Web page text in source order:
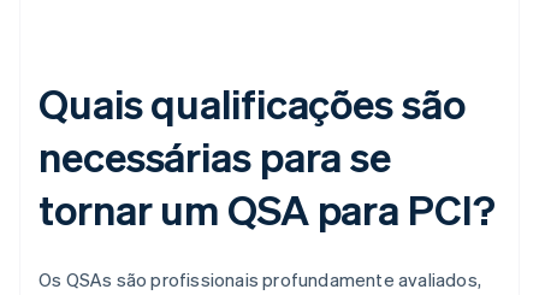
Quais qualificações são
necessárias para se
tornar um QSA para PCI?
Os QSAs são profissionais profundamente avaliados,